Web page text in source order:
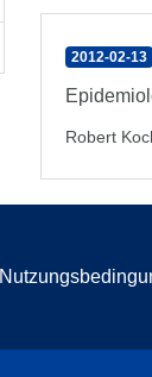
2012-02-13
Robert